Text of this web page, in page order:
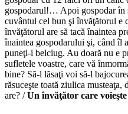
gospodarul!… Apoi gospodar în
cuvântul cel bun şi învăţătorul e
învăţătorul are să tacă înaintea
înaintea gospodarului şi, când îl
puneţi-i belciug. Au doară nu e
sufletele voastre, care vă
bine? Să-l lăsaţi voi să-l
răsuceşte toată ziulica
are? /Un învăţător care